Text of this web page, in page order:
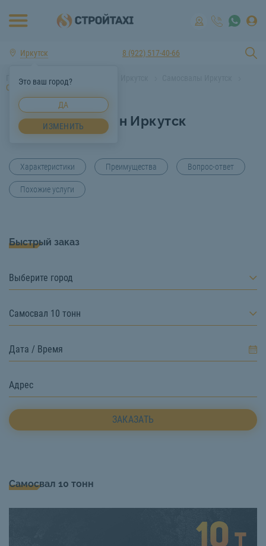
Иркутск
Это ваш город?
ДА
ИЗМЕНИТЬ
8 (922) 517-40-66
Главная Аренда спецтехники Иркутск
Самосвал 10 тонн Иркутск
Самосвал 10 тонн Иркутск
Характеристики Преимущества Вопрос-ответ
Похожие услуги
Быстрый заказ
Выберите город
Самосвал 10 тонн
ЗАКАЗАТЬ
Самосвал 10 тонн